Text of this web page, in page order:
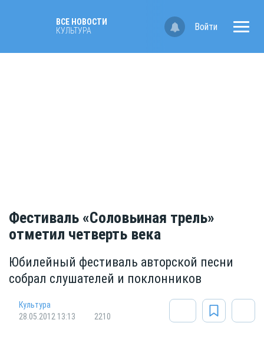
ВСЕ НОВОСТИ
КУЛЬТУРА
Войти
Фестиваль «Соловьиная трель»
отметил четверть века
Юбилейный фестиваль авторской песни
собрал слушателей и поклонников
Культура
28.05.2012 13:13
2210